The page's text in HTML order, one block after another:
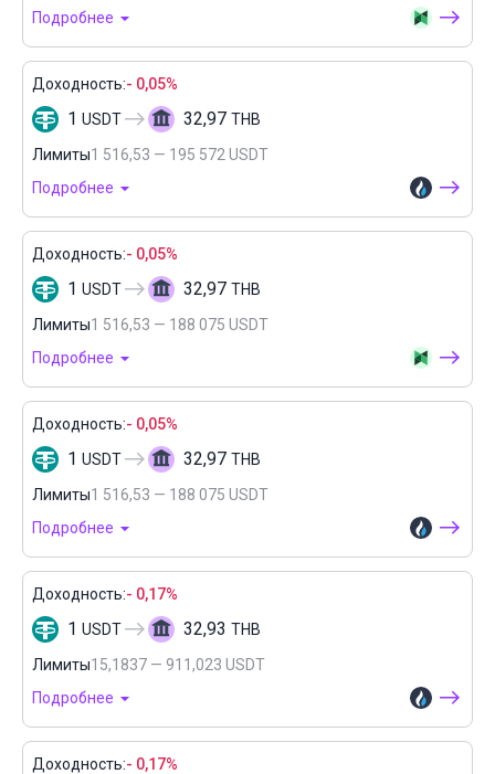
Подробнее
Доходность:- 0,05%
1 USDT 32,97 THB
Лимиты1 516,53 — 195 572 USDT
Подробнее
Доходность:- 0,05%
1 USDT 32,97 THB
Лимиты1 516,53 — 188 075 USDT
Подробнее
Доходность:- 0,05%
1 USDT 32,97 THB
Лимиты1 516,53 — 188 075 USDT
Подробнее
Доходность:- 0,17%
1 USDT 32,93 THB
Лимиты15,1837 — 911,023 USDT
Подробнее
Доходность:- 0,17%